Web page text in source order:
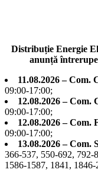
Distribuție Energie
anunță
11.08.2026 – Com.
09:00-17:00;
12.08.2026 – Com.
09:00-17:00;
12.08.2026 – Com.
09:00-17:00;
13.08.2026 – Com.
366-537, 550-692, 792-
1586-1587, 1841,